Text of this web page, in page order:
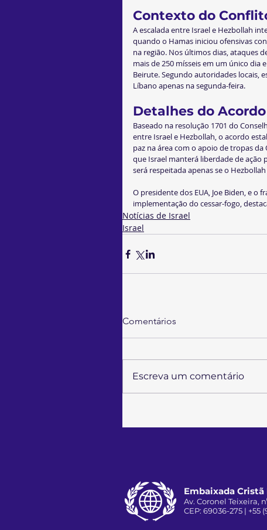
Contexto do
A escalada entre Israel e Hezbollah
quando o Hamas iniciou ofensivas
na região. Nos últimos dias, ataques
mais de 250 mísseis em um único dia
Beirute. Segundo autoridades locais,
Líbano apenas na segunda-feira.
Detalhes do Acordo
Baseado na resolução 1701 do
entre Israel e Hezbollah, o acordo
paz na área com o apoio de tropas
que Israel manterá liberdade de
será respeitada apenas se o
O presidente dos EUA, Joe Biden, e
implementação do cessar-fogo,
Notícias de Israel
Israel
Comentários
Escreva um comentário
Embaixada
Av. Coronel Teixeira,
CEP: 69036-275 | +55